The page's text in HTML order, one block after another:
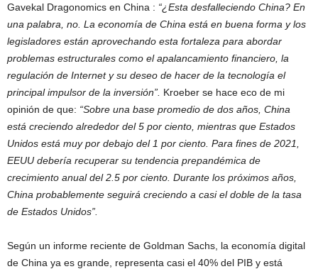
Gavekal Dragonomics en China : “¿Esta desfalleciendo China? En
una palabra, no. La economía de China está en buena forma y los
legisladores están aprovechando esta fortaleza para abordar
problemas estructurales como el apalancamiento financiero, la
regulación de Internet y su deseo de hacer de la tecnología el
principal impulsor de la inversión”. Kroeber se hace eco de mi
opinión de que: “Sobre una base promedio de dos años, China
está creciendo alrededor del 5 por ciento, mientras que Estados
Unidos está muy por debajo del 1 por ciento. Para fines de 2021,
EEUU debería recuperar su tendencia prepandémica de
crecimiento anual del 2.5 por ciento. Durante los próximos años,
China probablemente seguirá creciendo a casi el doble de la tasa
de Estados Unidos”.
Según un informe reciente de Goldman Sachs, la economía digital
de China ya es grande, representa casi el 40% del PIB y está